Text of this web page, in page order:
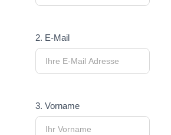
2. E-Mail
3. Vorname